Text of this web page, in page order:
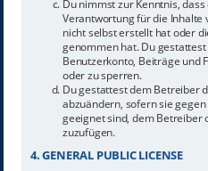
Du nimmst zur Kenntnis,
Verantwortung für die
nicht selbst erstellt hat oder
genommen hat. Du
Benutzerkonto, Beiträge und
oder zu sperren.
Du gestattest dem Betreiber
abzuändern, sofern sie
geeignet sind, dem Betreiber
zuzufügen.
4. GENERAL PUBLIC LICENSE